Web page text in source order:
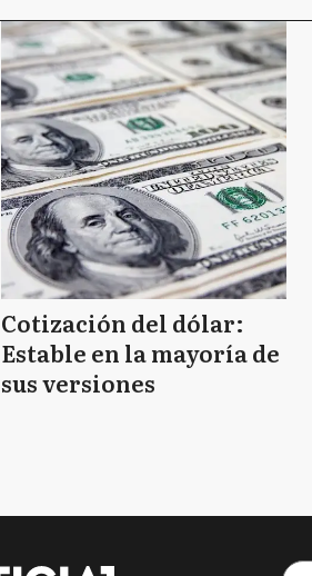
Cotización del dólar:
Estable en la mayoría de
sus versiones